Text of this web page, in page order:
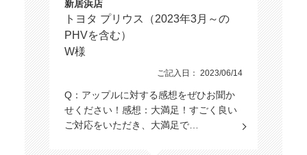
新居浜店
トヨタ プリウス（2023年3月～の
PHVを含む）
W様
ご記入日： 2023/06/14
Q：アップルに対する感想をぜひお聞か
せください！感想：大満足！すごく良い
ご対応をいただき、大満足で…